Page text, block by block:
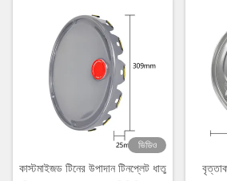
ভিডিও
কাস্টমাইজড টিনের উপাদান টিনপ্লেট ধাতু